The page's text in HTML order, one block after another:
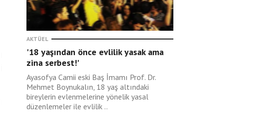
AKTÜEL
'18 yaşından önce evlilik yasak ama
zina serbest!'
Ayasofya Camii eski Baş İmamı Prof. Dr.
Mehmet Boynukalın, 18 yaş altındaki
bireylerin evlenmelerine yönelik yasal
düzenlemeler ile evlilik ..